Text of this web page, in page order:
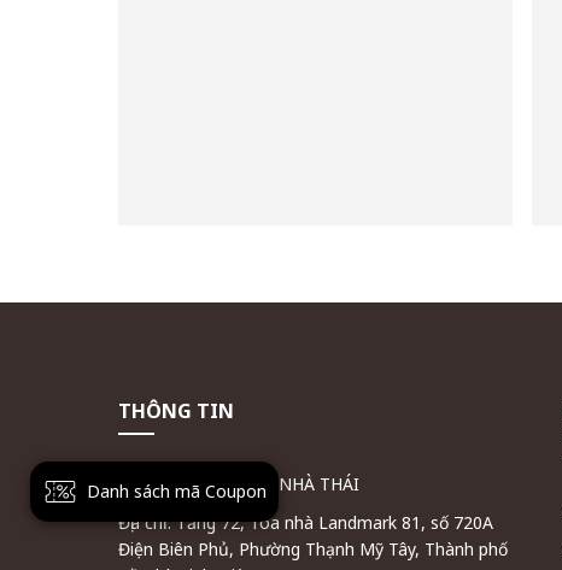
Danh sách mã Coupon
THÔNG TIN
CÔNG TY CỔ PHẦN NHÀ THÁI
Địa chỉ: Tầng 72, Tòa nhà Landmark 81, số 720A
Điện Biên Phủ, Phường Thạnh Mỹ Tây, Thành phố